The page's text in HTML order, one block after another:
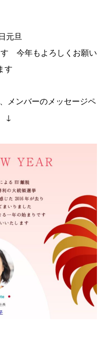
元旦
今年もよろしくお願い
す
メンバーのメッセージペ
↓